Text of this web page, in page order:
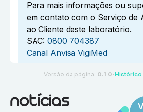
Para mais informações ou
em contato com o Serviço de
ao Cliente deste laboratório.
SAC: 0800 704387
Canal Anvisa VigiMed
Versão da página: 0.1.0 ●
notícias